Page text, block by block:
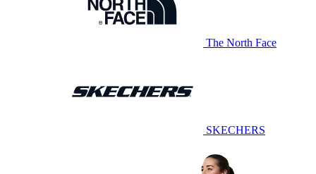
The North Face
SKECHERS